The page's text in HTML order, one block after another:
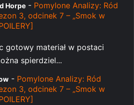
Horpe - Pomylone Analizy: Ród
3, odcinek 7 – „Smok w
gotowy materiał w postaci
spierdziel...
- Pomylone Analizy: Ród
3, odcinek 7 – „Smok w